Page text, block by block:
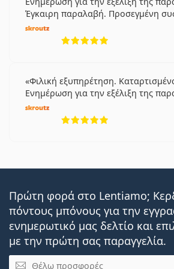
Έγκαιρη παραλαβή. Προσεγμένη
Φιλική εξυπηρέτηση.
Ενημέρωση για την εξέλιξη της
Πρώτη φορά στο Lentiamo;
πόντους μπόνους για την
ενημερωτικό μας δελτίο και
με την πρώτη σας παραγγελία.
Email